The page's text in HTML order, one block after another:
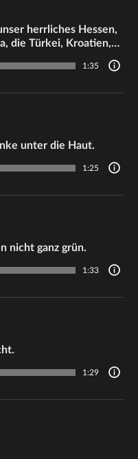
herrliches Hessen,
die Türkei, Kroatien,…
1:35
unter die Haut.
1:25
nicht ganz grün.
1:33
1:29